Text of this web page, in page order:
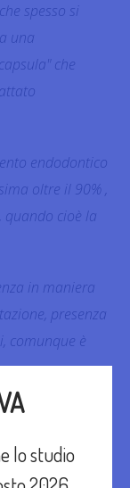
spesso si
una
che
endodontico
oltre il 90% ,
cioè la
in maniera
presenza
comunque è
del
lo studio